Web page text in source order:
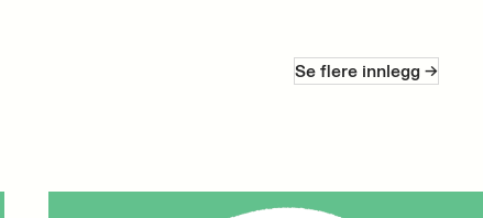
Se flere innlegg ->